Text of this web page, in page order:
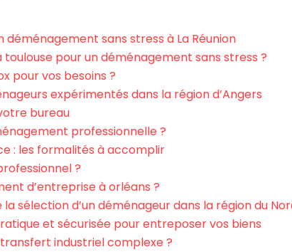
sans stress à La Réunion
pour un déménagement sans stress ?
pour vos besoins ?
expérimentés dans la région d’Angers
bureau
professionnelle ?
: les formalités à accomplir
?
d’entreprise à orléans ?
sélection d’un déménageur dans la région du
et sécurisée pour entreposer vos biens
industriel complexe ?